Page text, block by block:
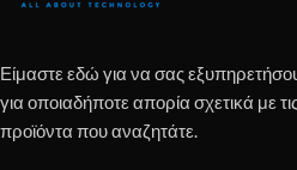
Είμαστε εδώ για να σας
για οποιαδήποτε απορία σχετικά με
προϊόντα που αναζητάτε.